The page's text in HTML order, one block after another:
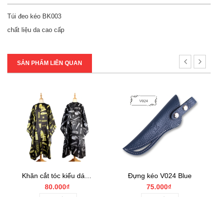
Túi đeo kéo BK003
chất liệu da cao cấp
SẢN PHẨM LIÊN QUAN
80.000₫
Đựng kéo V024 Blue
75.000₫